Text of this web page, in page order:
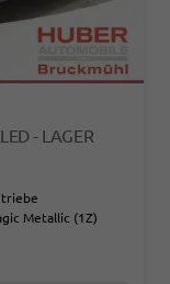
- LAGER
Metallic (1Z)